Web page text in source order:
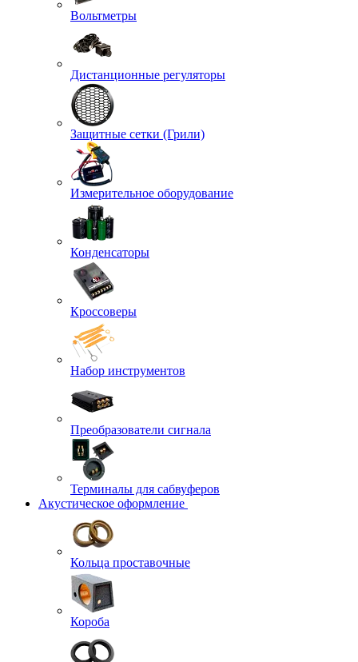
Вольтметры
Дистанционные регуляторы
Защитные сетки (Грили)
Измерительное оборудование
Конденсаторы
Кроссоверы
Набор инструментов
Преобразователи сигнала
Терминалы для сабвуферов
Акустическое оформление
Кольца проставочные
Короба